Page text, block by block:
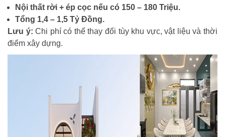
Nội thất rời + ép cọc nếu có 150 – 180 Triệu.
Tổng 1,4 – 1,5 Tỷ Đồng.
Lưu ý: Chi phí có thể thay đổi tùy khu vực, vật liệu và thời
điểm xây dựng.